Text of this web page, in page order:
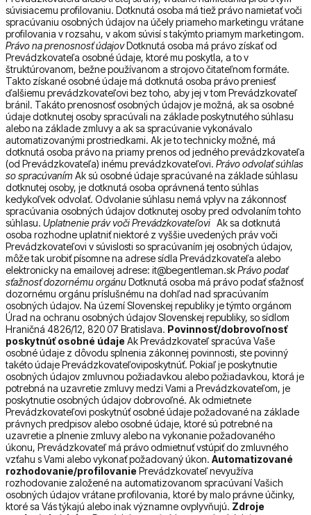
súvisiacemu profilovaniu. Dotknutá osoba má tiež právo namietať voči
spracúvaniu osobných údajov na účely priameho marketingu vrátane
profilovania v rozsahu, v akom súvisí s takýmto priamym marketingom.
Právo na prenosnosť údajovDotknutá osoba má právo získať od
Prevádzkovateľa osobné údaje, ktoré mu poskytla, a to v
štruktúrovanom, bežne používanom a strojovo čitateľnom formáte.
Takto získané osobné údaje má dotknutá osoba právo preniesť
ďalšiemu prevádzkovateľovi bez toho, aby jej v tom Prevádzkovateľ
bránil. Takáto prenosnosť osobných údajov je možná, ak sa osobné
údaje dotknutej osoby spracúvali na základe poskytnutého súhlasu
alebo na základe zmluvy a ak sa spracúvanie vykonávalo
automatizovanými prostriedkami. Ak je to technicky možné, má
dotknutá osoba právo na priamy prenos od jedného prevádzkovateľa
(od Prevádzkovateľa) inému prevádzkovateľovi. Právo odvolať súhlas
so spracúvaním Ak sú osobné údaje spracúvané na základe súhlasu
dotknutej osoby, je dotknutá osoba oprávnená tento súhlas
kedykoľvek odvolať. Odvolanie súhlasu nemá vplyv na zákonnosť
spracúvania osobných údajov dotknutej osoby pred odvolaním tohto
súhlasu. Uplatnenie práv voči Prevádzkovateľovi Ak sa dotknutá
osoba rozhodne uplatniť niektoré z vyššie uvedených práv voči
Prevádzkovateľovi v súvislosti so spracúvaním jej osobných údajov,
môže tak urobiť písomne na adrese sídla Prevádzkovateľa alebo
elektronicky na emailovej adrese: it@begentleman.skPrávo podať
sťažnosť dozornému orgánuDotknutá osoba má právo podať sťažnosť
dozornému orgánu príslušnému na dohľad nad spracúvaním
osobných údajov. Na území Slovenskej republiky je týmto orgánom
Úrad na ochranu osobných údajov Slovenskej republiky, so sídlom
Hraničná 4826/12, 820 07 Bratislava. Povinnosť/dobrovoľnosť
poskytnúť osobné údaje Ak Prevádzkovateľ spracúva Vaše
osobné údaje z dôvodu splnenia zákonnej povinnosti, ste povinný
takéto údaje Prevádzkovateľoviposkytnúť. Pokiaľ je poskytnutie
osobných údajov zmluvnou požiadavkou alebo požiadavkou, ktorá je
potrebná na uzavretie zmluvy medzi Vami a Prevádzkovateľom, je
poskytnutie osobných údajov dobrovoľné. Ak odmietnete
Prevádzkovateľovi poskytnúť osobné údaje požadované na základe
právnych predpisov alebo osobné údaje, ktoré sú potrebné na
uzavretie a plnenie zmluvy alebo na vykonanie požadovaného
úkonu, Prevádzkovateľ má právo odmietnuť vstúpiť do zmluvného
vzťahu s Vami alebo vykonať požadovaný úkon. Automatizované
rozhodovanie/profilovanie Prevádzkovateľ nevyužíva
rozhodovanie založené na automatizovanom spracúvaní Vašich
osobných údajov vrátane profilovania, ktoré by malo právne účinky,
ktoré sa Vás týkajú alebo inak významne ovplyvňujú. Zdroje